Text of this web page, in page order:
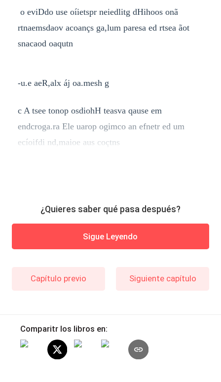
o eviDdo use oíietspr neiedlitg dHihoos onã
rtnaemsdaov acoançs ga,lum paresa ed rtsea ãot
snacaod oaqutn
-u.e aeR,alx áj oa.mesh g
c A tsee tonop osdiohH teasva qause em
endcroga.ra Ele uarop ogimco an efnetr ed um
ecíoifdi nd,maioe aus coçtns
¿Quieres saber qué pasa después?
Sigue Leyendo
Capítulo previo Siguiente capítulo
Comparitr los libros en: